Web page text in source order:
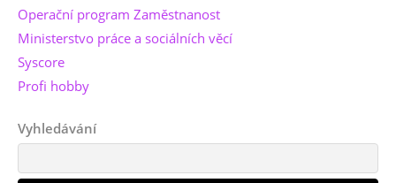
Operační program Zaměstnanost
Ministerstvo práce a sociálních věcí
Syscore
Profi hobby
Vyhledávání